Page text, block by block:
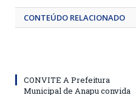
CONTEÚDO RELACIONADO
CONVITE A Prefeitura
Municipal de Anapu convida